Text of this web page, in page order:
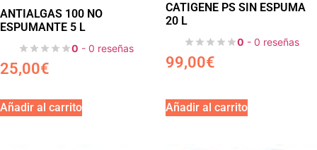
ANTIALGAS 100 NO
ESPUMANTE 5 L
0 - 0 reseñas
25,00€
Añadir al carrito
CATIGENE PS SIN ESPUMA
20 L
0 - 0 reseñas
99,00€
Añadir al carrito